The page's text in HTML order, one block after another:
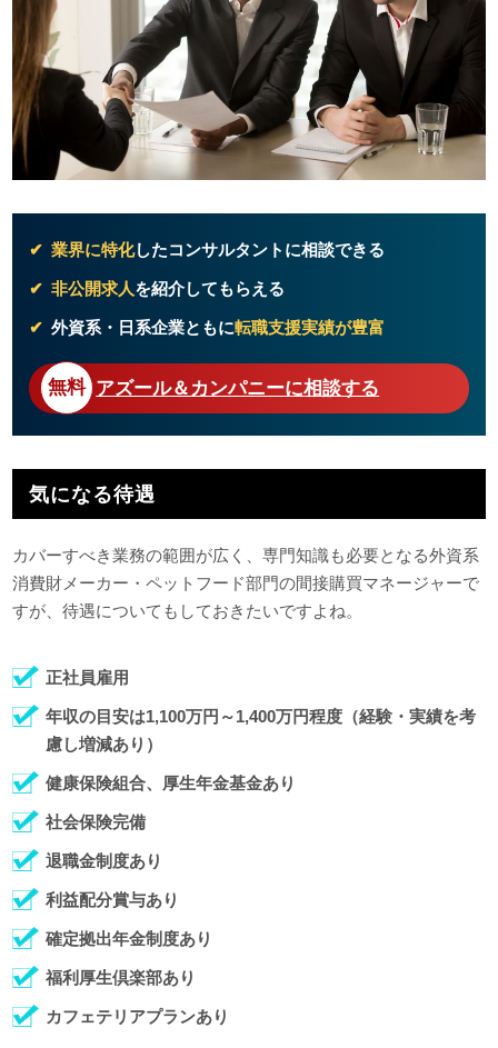
業界に特化したコンサルタントに相談できる
非公開求人を紹介してもらえる
外資系・日系企業ともに転職支援実績が豊富
アズール＆カンパニーに相談する
気になる待遇
カバーすべき業務の範囲が広く、専門知識も必要となる外資系
消費財メーカー・ペットフード部門の間接購買マネージャーで
すが、待遇についてもしておきたいですよね。
正社員雇用
年収の目安は1,100万円～1,400万円程度（経験・実績を考
慮し増減あり）
健康保険組合、厚生年金基金あり
社会保険完備
退職金制度あり
利益配分賞与あり
確定拠出年金制度あり
福利厚生倶楽部あり
カフェテリアプランあり